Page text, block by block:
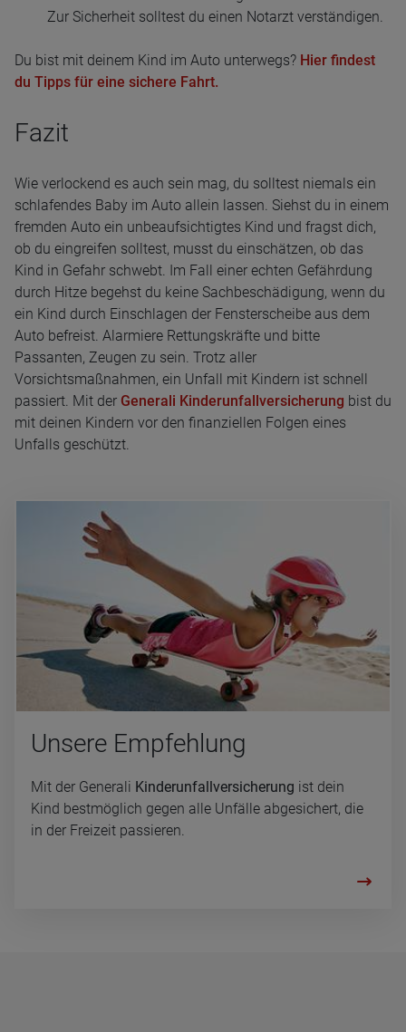
Zur Sicherheit solltest du einen Notarzt verständigen.
Du bist mit deinem Kind im Auto unterwegs? Hier findest
du Tipps für eine sichere Fahrt.
Fazit
Wie verlockend es auch sein mag, du solltest niemals ein
schlafendes Baby im Auto allein lassen. Siehst du in einem
fremden Auto ein unbeaufsichtigtes Kind und fragst dich,
ob du eingreifen solltest, musst du einschätzen, ob das
Kind in Gefahr schwebt. Im Fall einer echten Gefährdung
durch Hitze begehst du keine Sachbeschädigung, wenn du
ein Kind durch Einschlagen der Fensterscheibe aus dem
Auto befreist. Alarmiere Rettungskräfte und bitte
Passanten, Zeugen zu sein. Trotz aller
Vorsichtsmaßnahmen, ein Unfall mit Kindern ist schnell
passiert. Mit der Generali Kinderunfallversicherung bist du
mit deinen Kindern vor den finanziellen Folgen eines
Unfalls geschützt.
Un­se­re Emp­feh­lung
Mit der Generali Kinderunfallversicherung ist dein
Kind bestmöglich gegen alle Unfälle abgesichert, die
in der Freizeit passieren.